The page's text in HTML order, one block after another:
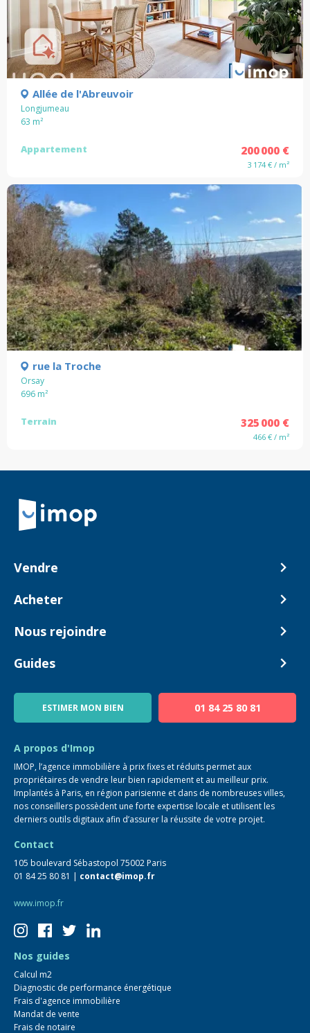
Allée de l'Abreuvoir
Longjumeau
63 m²
Appartement 200 000 €
3 174 € / m²
rue la Troche
Orsay
696 m²
Terrain 325 000 €
466 € / m²
Retour à la navigation principale
Vendre
Comment ça marche ?
Acheter
Biens en vente
Nous rejoindre
Devenir Conseiller
Guides
Blog
ESTIMER MON BIEN 01 84 25 80 81
A propos d'Imop
IMOP, l’agence immobilière à prix fixes et réduits permet aux
propriétaires de vendre leur bien rapidement et au meilleur prix.
Implantés à Paris, en région parisienne et dans de nombreuses villes,
nos conseillers possèdent une forte expertise locale et utilisent les
derniers outils digitaux afin d’assurer la réussite de votre projet.
Contact
105 boulevard Sébastopol 75002 Paris
01 84 25 80 81 | contact@imop.fr
www.imop.fr
Nos guides
Calcul m2
Diagnostic de performance énergétique
Frais d'agence immobilière
Mandat de vente
Frais de notaire